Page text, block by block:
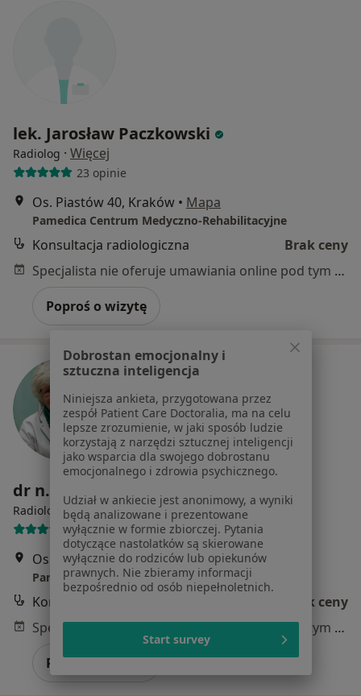
lek. Jarosław Paczkowski
Radiolog · Więcej
23 opinie
Os. Piastów 40, Kraków • Mapa
Pamedica Centrum Medyczno-Rehabilitacyjne
Konsultacja radiologiczna
Brak ceny
Specjalista nie oferuje umawiania online pod tym adresem.
Poproś o wizytę
dr n. med. Wanda Cyrul
Radiolog ·Więcej
31 opinii
Os. Piastów 40, Kraków• Mapa
Pamedica Centrum Medyczno-Rehabilitacyjne
Konsultacja radiologiczna
Brak ceny
Specjalista nie oferuje umawiania online pod tym adresem.
Poproś o wizytę
Dobrostan emocjonalny i
sztuczna inteligencja
Niniejsza ankieta, przygotowana przez
zespół Patient Care Doctoralia, ma na celu
lepsze zrozumienie, w jaki sposób ludzie
korzystają z narzędzi sztucznej inteligencji
jako wsparcia dla swojego dobrostanu
emocjonalnego i zdrowia psychicznego.
Udział w ankiecie jest anonimowy, a wyniki
będą analizowane i prezentowane
wyłącznie w formie zbiorczej. Pytania
dotyczące nastolatków są skierowane
wyłącznie do rodziców lub opiekunów
prawnych. Nie zbieramy informacji
bezpośrednio od osób niepełnoletnich.
Start survey